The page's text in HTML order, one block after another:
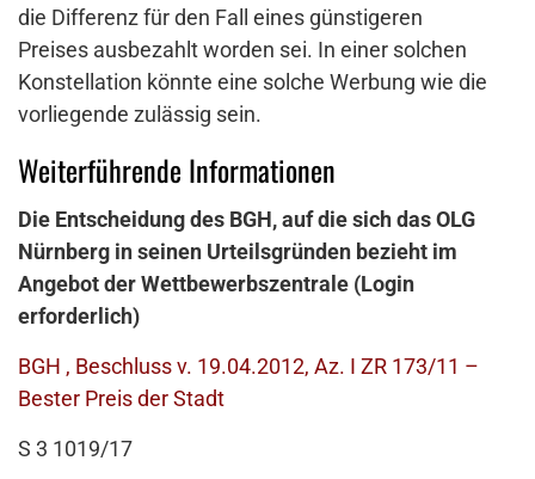
die Differenz für den Fall eines günstigeren
Preises ausbezahlt worden sei. In einer solchen
Konstellation könnte eine solche Werbung wie die
vorliegende zulässig sein.
Weiterführende Informationen
Die Entscheidung des BGH, auf die sich das OLG
Nürnberg in seinen Urteilsgründen bezieht im
Angebot der Wettbewerbszentrale (Login
erforderlich)
BGH , Beschluss v. 19.04.2012, Az. I ZR 173/11 –
Bester Preis der Stadt
S 3 1019/17